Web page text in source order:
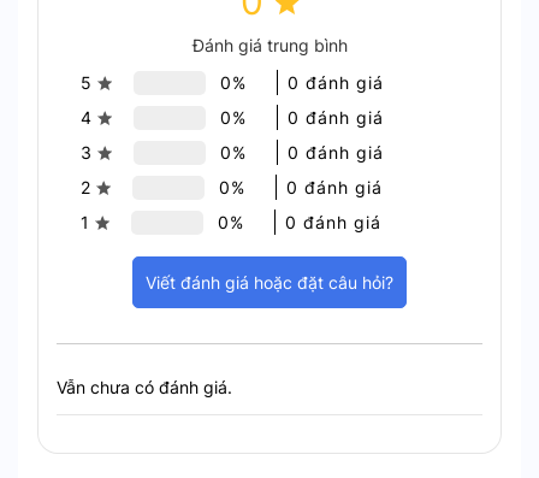
Đánh giá trung bình
5
0%
0 đánh giá
4
0%
0 đánh giá
3
0%
0 đánh giá
2
0%
0 đánh giá
1
0% 0 đánh giá
Viết đánh giá hoặc đặt câu hỏi?
Vẫn chưa có đánh giá.